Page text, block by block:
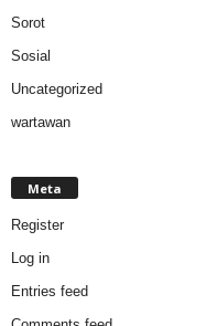
Sorot
Sosial
Uncategorized
wartawan
Meta
Register
Log in
Entries feed